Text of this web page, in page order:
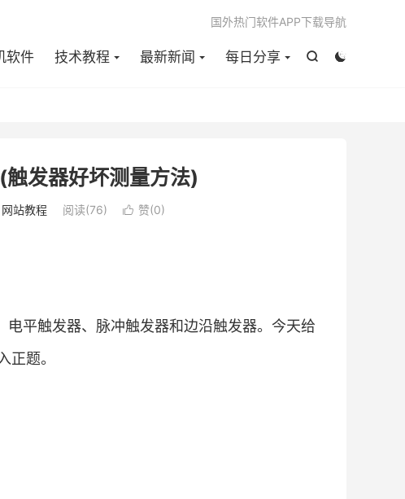


软件 技术教程 最新新闻 每日分享
国外热门软件APP下载导航
发器好坏测量方法)
网站教程 阅读(76)  赞(0)
平触发器、脉冲触发器和边沿触发器。今天给
正题。